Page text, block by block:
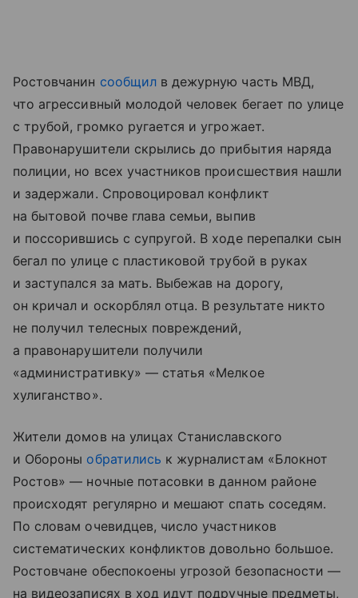
Ростовчанин сообщилв дежурную часть МВД,
что агрессивный молодой человек бегает по улице
с трубой, громко ругается и угрожает.
Правонарушители скрылись до прибытия наряда
полиции, но всех участников происшествия нашли
и задержали. Спровоцировал конфликт
на бытовой почве глава семьи, выпив
и поссорившись с супругой. В ходе перепалки сын
бегал по улице с пластиковой трубой в руках
и заступался за мать. Выбежав на дорогу,
он кричал и оскорблял отца. В результате никто
не получил телесных повреждений,
а правонарушители получили
«административку» — статья «Мелкое
хулиганство».
Жители домов на улицах Станиславского
и Обороны обратились к журналистам «Блокнот
Ростов» — ночные потасовки в данном районе
происходят регулярно и мешают спать соседям.
По словам очевидцев, число участников
систематических конфликтов довольно большое.
Ростовчане обеспокоены угрозой безопасности —
на видеозаписях в ход идут подручные предметы,